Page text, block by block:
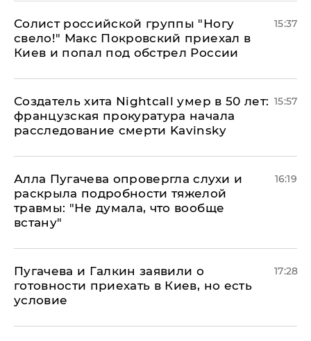
Солист российской группы "Ногу
свело!" Макс Покровский приехал в
Киев и попал под обстрел России
15:37
Создатель хита Nightcall умер в 50 лет:
французская прокуратура начала
расследование смерти Kavinsky
15:57
Алла Пугачева опровергла слухи и
раскрыла подробности тяжелой
травмы: "Не думала, что вообще
встану"
16:19
Пугачева и Галкин заявили о
готовности приехать в Киев, но есть
условие
17:28